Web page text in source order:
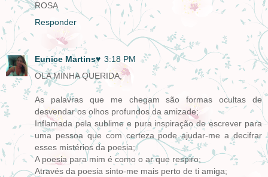
ROSA
Responder
Eunice Martins♥ 3:18 PM
OLA MINHA QUERIDA,
As palavras que me chegam são formas ocultas de
desvendar os olhos profundos da amizade;
Inflamada pela sublime e pura inspiração de escrever para
uma pessoa que com certeza pode ajudar-me a decifrar
esses mistérios da poesia;
A poesia para mim é como o ar que respiro;
Através da poesia sinto-me mais perto de ti amiga;